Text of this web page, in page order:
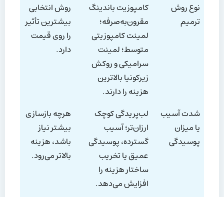
نوع روش
ترمیم
کامپوزیت باندینگ
مقرون‌به‌صرفه؛
لمینت کامپوزیتی
متوسط؛ لمینت
سرامیکی و روکش
زیرکونیا بالاترین
هزینه را دارند.
روش انتخابی
بیشترین تأثیر
را روی قیمت
دارد.
شدت آسیب
یا میزان
پوسیدگی
لب‌پریدگی کوچک
ارزان‌تر؛ آسیب
گسترده، پوسیدگی
عمیق یا تخریب
ساختار هزینه را
افزایش می‌دهد.
هرچه بازسازی
بیشتر نیاز
باشد، هزینه
بالاتر می‌رود.